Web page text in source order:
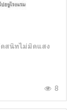
มืดสนิทไม่มิดแสง
8